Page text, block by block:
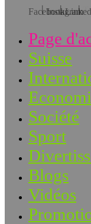
Page
Suisse
Société
Sport
Blogs
Vidéos